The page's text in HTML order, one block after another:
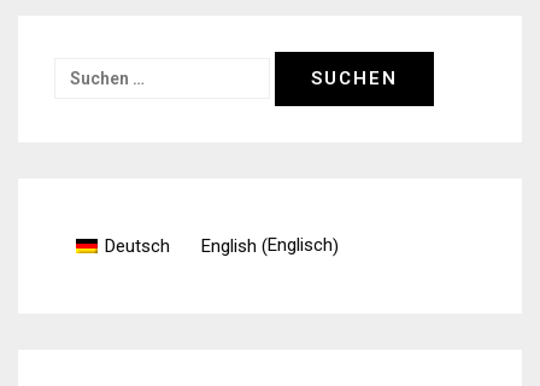
Suchen
Deutsch English (Englisch)